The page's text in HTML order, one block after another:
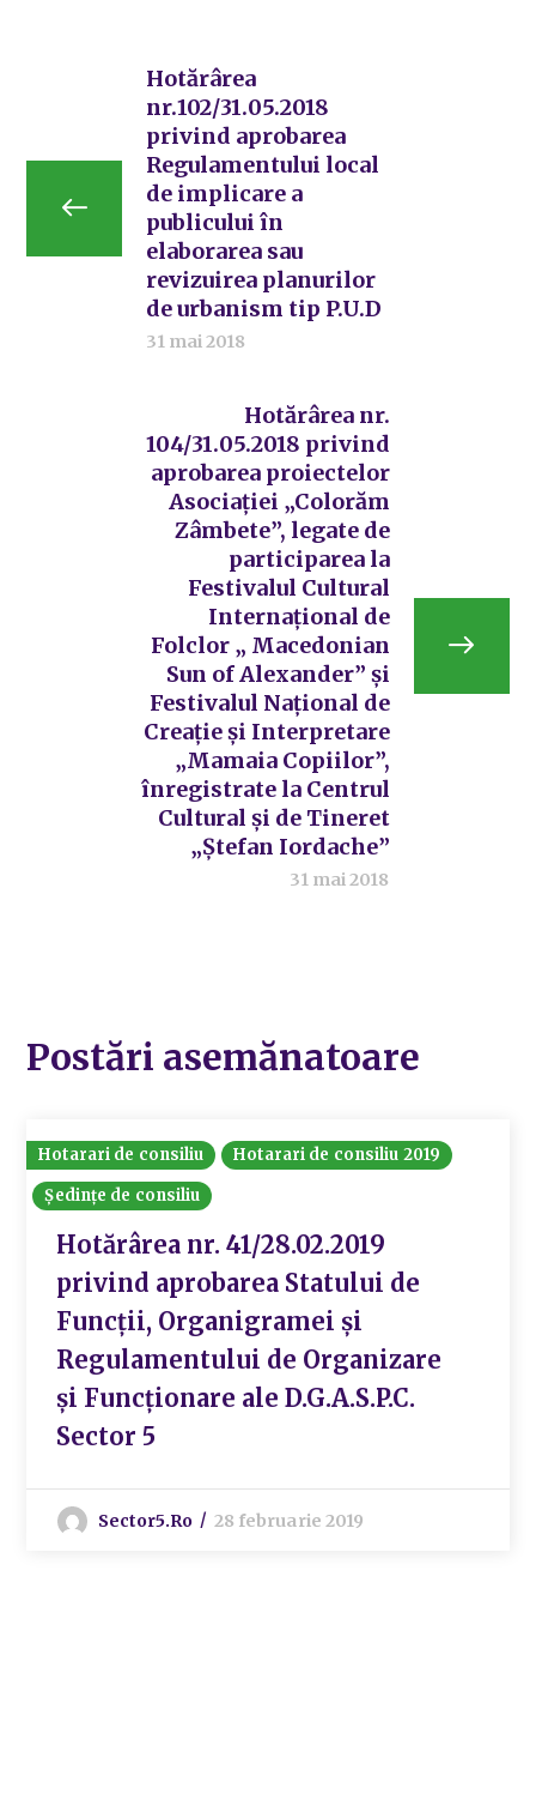
Hotărârea
nr.102/31.05.2018
privind aprobarea
Regulamentului local
de implicare a
publicului în
elaborarea sau
revizuirea planurilor
de urbanism tip P.U.D
31 mai 2018
Hotărârea nr.
104/31.05.2018 privind
aprobarea proiectelor
Asociației „Colorăm
Zâmbete”, legate de
participarea la
Festivalul Cultural
Internațional de
Folclor „ Macedonian
Sun of Alexander” și
Festivalul Național de
Creație și Interpretare
„Mamaia Copiilor”,
înregistrate la Centrul
Cultural și de Tineret
„Ștefan Iordache”
31 mai 2018
Postări asemănatoare
Hotarari de consiliu
Hotarari de consiliu 2019
Ședințe de consiliu
Hotărârea nr. 41/28.02.2019
privind aprobarea Statului de
Funcții, Organigramei și
Regulamentului de Organizare
și Funcționare ale D.G.A.S.P.C.
Sector 5
Sector5.ro 28 februarie 2019